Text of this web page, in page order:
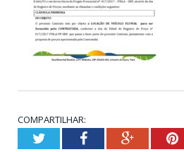
COMPARTILHAR:
TwitterFacebookGoogle+